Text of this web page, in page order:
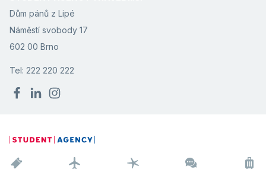
Dům pánů z Lipé
Náměstí svobody 17
602 00 Brno
Tel: 222 220 222